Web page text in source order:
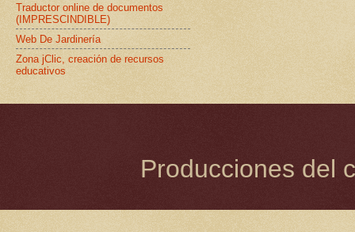
Traductor online de documentos
(IMPRESCINDIBLE)
Web De Jardinería
Zona jClic, creación de recursos
educativos
Producciones del